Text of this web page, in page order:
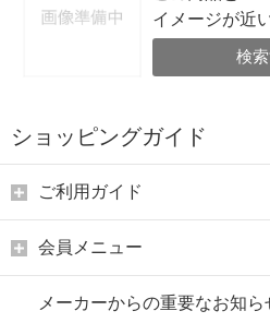
イメージが近
検
ショッピングガイド
ご利用ガイド
会員メニュー
メーカーからの重要なお知ら